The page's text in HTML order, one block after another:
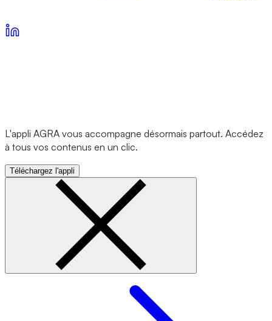
L'appli AGRA vous accompagne désormais partout. Accédez
à tous vos contenus en un clic.
Téléchargez l'appli